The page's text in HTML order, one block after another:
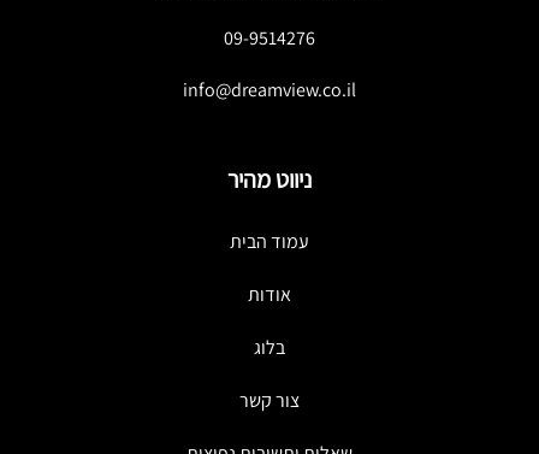
09-9514276
info@dreamview.co.il
ניווט מהיר
עמוד הבית
אודות
בלוג
צור קשר